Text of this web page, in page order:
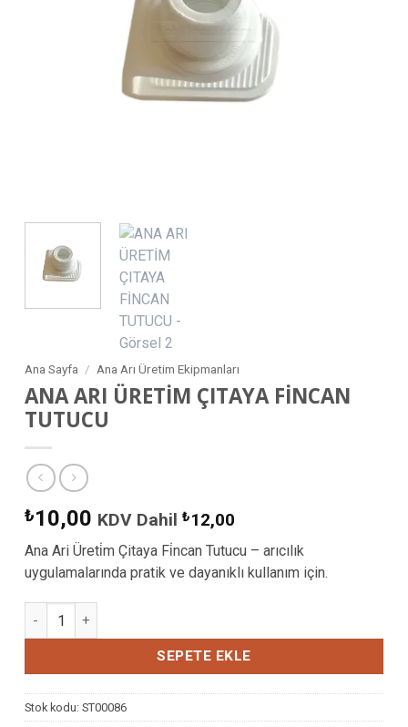
Ana Sayfa / Ana Arı Üretim Ekipmanları
ANA ARI ÜRETİM ÇITAYA FİNCAN
TUTUCU
₺10,00 KDV Dahil ₺12,00
Ana Ari Üreti̇m Çitaya Fi̇ncan Tutucu – arıcılık
uygulamalarında pratik ve dayanıklı kullanım için.
SEPETE EKLE
Stok kodu: ST00086